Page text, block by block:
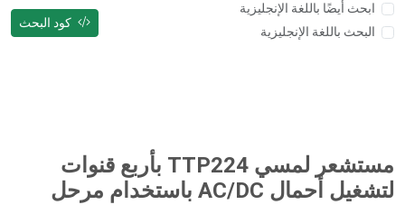
ابحث أيضًا باللغة الإنجليزية
البحث باللغة الإنجليزية
كود البحث
مستشعر لمسي TTP224 بأربع قنوات
لتشغيل أحمال AC/DC باستخدام مرحل